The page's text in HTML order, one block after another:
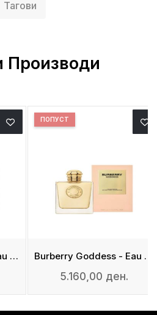
Тагови
Производи
Burberry Goddess - Eau De Parfum Burberry Goddess - Eau De Parfum
ПОПУСТ
5.160,00 ден.